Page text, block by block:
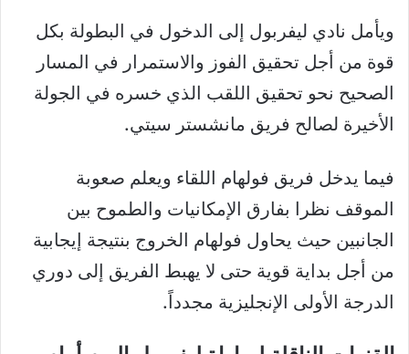
ويأمل نادي ليفربول إلى الدخول في البطولة بكل
قوة من أجل تحقيق الفوز والاستمرار في المسار
الصحيح نحو تحقيق اللقب الذي خسره في الجولة
الأخيرة لصالح فريق مانشستر سيتي.
فيما يدخل فريق فولهام اللقاء ويعلم صعوبة
الموقف نظرا بفارق الإمكانيات والطموح بين
الجانبين حيث يحاول فولهام الخروج بنتيجة إيجابية
من أجل بداية قوية حتى لا يهبط الفريق إلى دوري
الدرجة الأولى الإنجليزية مجدداً.